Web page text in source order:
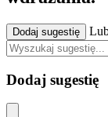
Dodaj sugestię
Dodaj sugestię